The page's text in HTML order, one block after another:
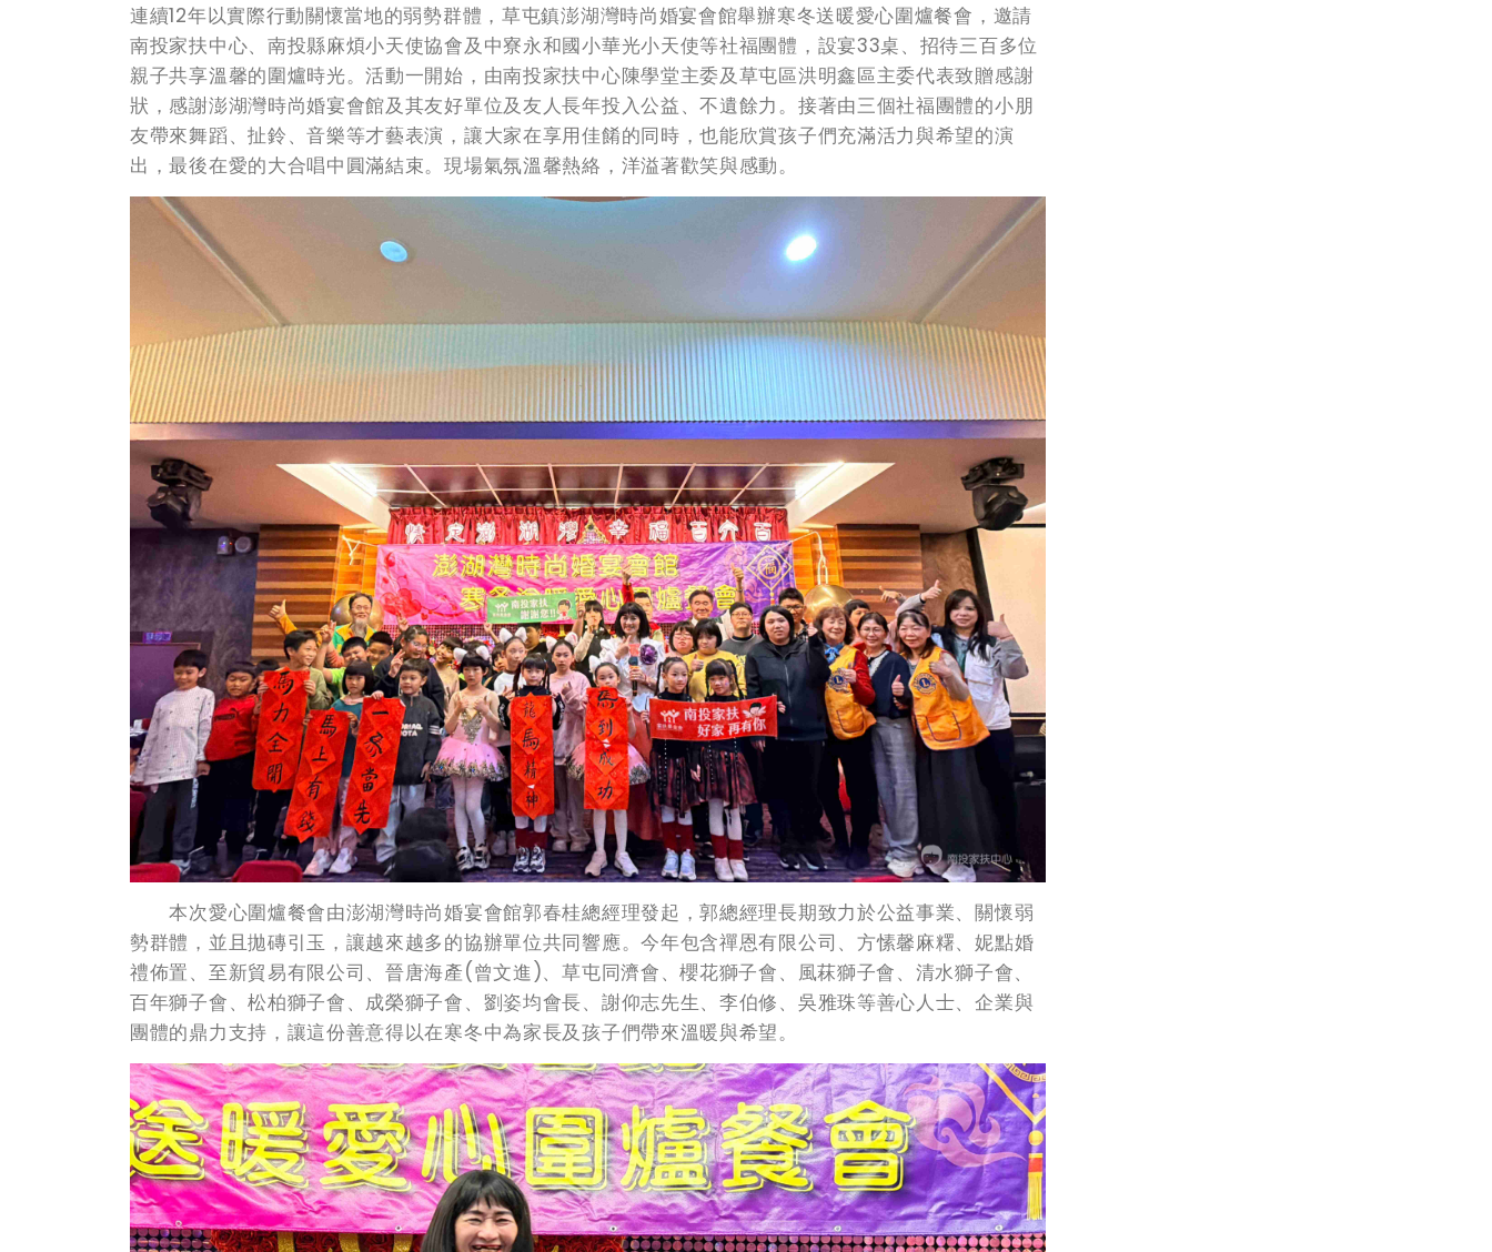
連續12年以實際行動關懷當地的弱勢群體，草屯鎮澎湖灣時尚婚宴會館舉辦寒冬送暖愛心圍爐餐會，邀請
南投家扶中心、南投縣麻煩小天使協會及中寮永和國小華光小天使等社福團體，設宴33桌、招待三百多位
親子共享溫馨的圍爐時光。活動一開始，由南投家扶中心陳學堂主委及草屯區洪明鑫區主委代表致贈感謝
狀，感謝澎湖灣時尚婚宴會館及其友好單位及友人長年投入公益、不遺餘力。接著由三個社福團體的小朋
友帶來舞蹈、扯鈴、音樂等才藝表演，讓大家在享用佳餚的同時，也能欣賞孩子們充滿活力與希望的演
出，最後在愛的大合唱中圓滿結束。現場氣氛溫馨熱絡，洋溢著歡笑與感動。
本次愛心圍爐餐會由澎湖灣時尚婚宴會館郭春桂總經理發起，郭總經理長期致力於公益事業、關懷弱
勢群體，並且拋磚引玉，讓越來越多的協辦單位共同響應。今年包含禪恩有限公司、方愫馨麻糬、妮點婚
禮佈置、至新貿易有限公司、晉唐海產(曾文進)、草屯同濟會、櫻花獅子會、風菻獅子會、清水獅子會、
百年獅子會、松柏獅子會、成榮獅子會、劉姿均會長、謝仰志先生、李伯修、吳雅珠等善心人士、企業與
團體的鼎力支持，讓這份善意得以在寒冬中為家長及孩子們帶來溫暖與希望。